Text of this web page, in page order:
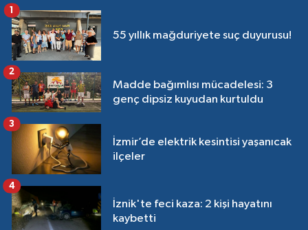
55 yıllık mağduriyete suç duyurusu!
1
Madde bağımlısı mücadelesi: 3
genç dipsiz kuyudan kurtuldu
2
İzmir’de elektrik kesintisi yaşanıcak
ilçeler
3
İznik'te feci kaza: 2 kişi hayatını
kaybetti
4